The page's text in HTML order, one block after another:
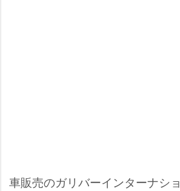
車販売のガリバーインターナショ